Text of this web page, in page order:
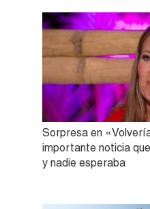
Sorpresa en
importante noticia
y nadie esperaba